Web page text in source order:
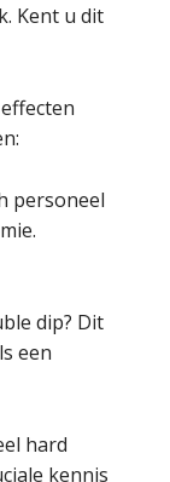
Kent u dit
personeel
dip? Dit
een
hard
kennis